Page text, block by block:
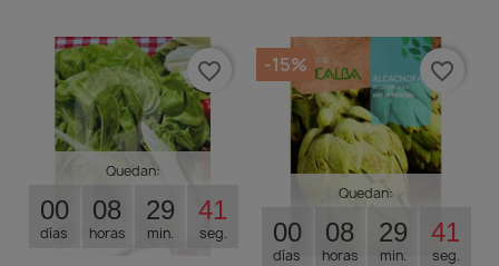
Quedan:
00
días
08
horas
29
min.
40
seg.
favorite_border
Quedan:
00
días
08
horas
29
min.
40
seg.
-15% favorite_border